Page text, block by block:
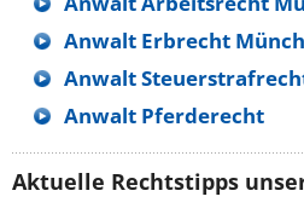
Anwalt Erbrecht
Anwalt
Anwalt Pferderecht
Aktuelle Rechtstipps